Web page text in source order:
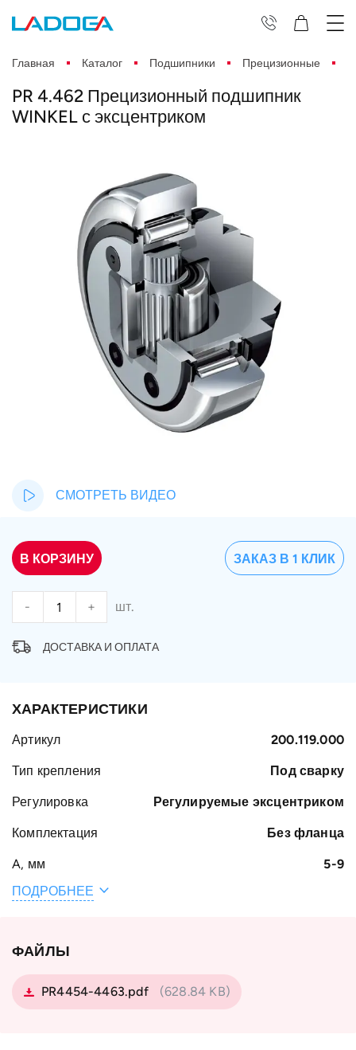
Главная Каталог Подшипники Прецизионные
PR 4.462 Прецизионный подшипник
WINKEL с эксцентриком
СМОТРЕТЬ ВИДЕО
В КОРЗИНУ
- + шт.
ЗАКАЗ В 1 КЛИК
ДОСТАВКА И ОПЛАТА
ХАРАКТЕРИСТИКИ
Артикул 200.119.000
Тип крепления Под сварку
Регулировка Регулируемые эксцентриком
Комплектация Без фланца
A, мм 5-9
Общая ширина
Вес, кг
Ширина S, мм
B, мм
ПОДРОБНЕЕ
ФАЙЛЫ
PR4454-4463.pdf (628.84 KB)